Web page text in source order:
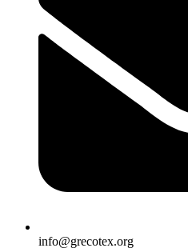
info@grecotex.org